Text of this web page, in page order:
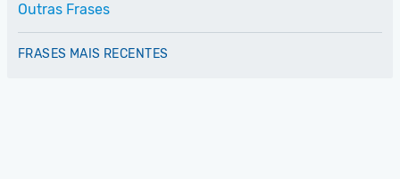
Outras Frases
FRASES MAIS RECENTES